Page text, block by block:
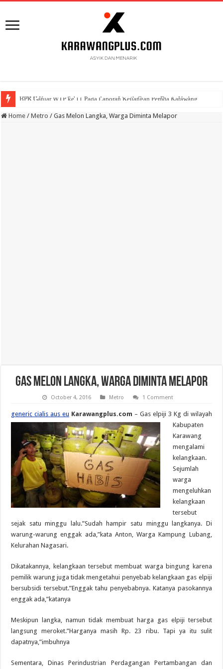
BPK Ganjar WTP ke 11 Pada Laporan Keuangan Pemda Karawang
Home / Metro / Gas Melon Langka, Warga Diminta Melapor
Gas Melon Langka, Warga Diminta Melapor
October 4, 2016 Metro 1 Comment
generic cialis aus eu Karawangplus.com – Gas elpiji 3 Kg di wilayah
Kabupaten
Karawang
mengalami
kelangkaan.
Sejumlah
warga
mengeluhkan
kelangkaan
tersebut
sejak satu minggu lalu.”Sudah hampir satu minggu langkanya. Di
warung-warung enggak ada,”kata Anton, Warga Kampung Lubang,
Kelurahan Nagasari.
Dikatakannya, kelangkaan tersebut membuat warga bingung karena
pemilik warung juga tidak mengetahui penyebab kelangkaan gas elpiji
bersubsidi tersebut.”Enggak tahu penyebabnya. Katanya pasokannya
enggak ada,”katanya
Meskipun langka, namun tidak membuat harga gas elpiji tersebut
langsung meroket.”Harganya masih Rp. 23 ribu. Tapi ya itu sulit
dapatnya,”imbuhnya
Sementara, Dinas Perindustrian Perdagangan Pertambangan dan